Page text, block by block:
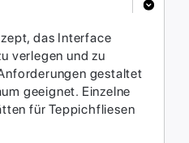
das Interface
verlegen und zu
gestaltet
geeignet. Einzelne
für Teppichfliesen